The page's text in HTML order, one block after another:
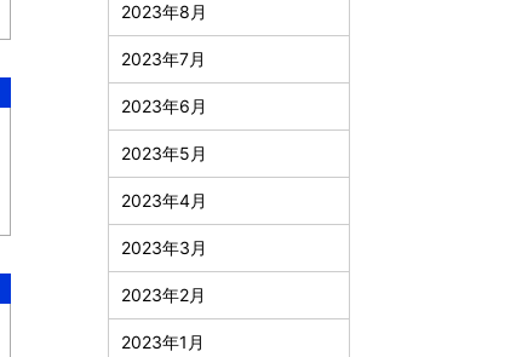
2023年8月
2023年7月
2023年6月
2023年5月
2023年4月
2023年3月
2023年2月
2023年1月